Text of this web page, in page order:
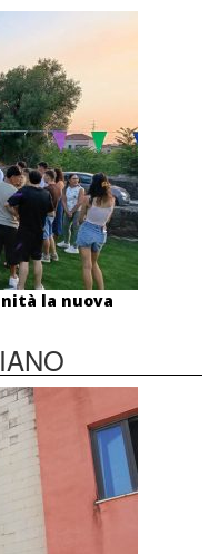
la nuova